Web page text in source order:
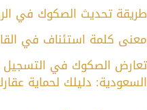
طريقة تحديث الصكوك في
معنى كلمة استئناف في
تعارض الصكوك في التسجيل
السعودية: دليلك لحماية